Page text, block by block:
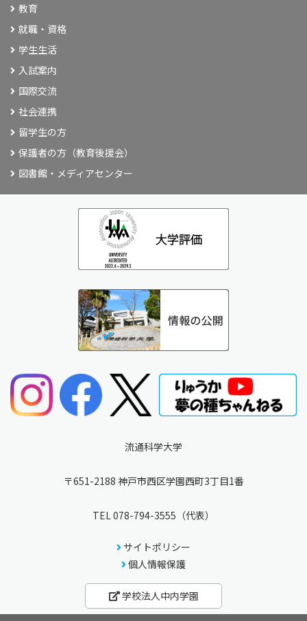
教育
就職・資格
学生生活
入試案内
国際交流
社会連携
留学生の方
保護者の方（教育後援会）
図書館・メディアセンター
流通科学大学
〒651-2188 神戸市西区学園西町3丁目1番
TEL 078-794-3555 （代表）
サイトポリシー
個人情報保護
学校法人中内学園